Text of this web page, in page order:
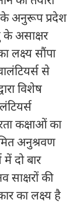
के अनुरूप प्रदेश
असाक्षर
लक्ष्य सौंपा
से
विशेष
कक्षाओं का
अनुश्रवण
में दो बार
साक्षरों की
का लक्ष्य है